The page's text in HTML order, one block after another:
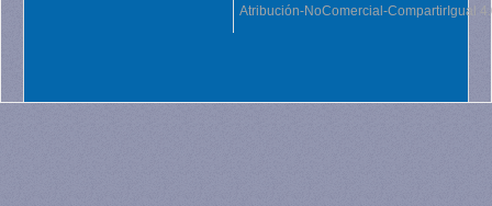
Atribución-NoComercial-CompartirIgual